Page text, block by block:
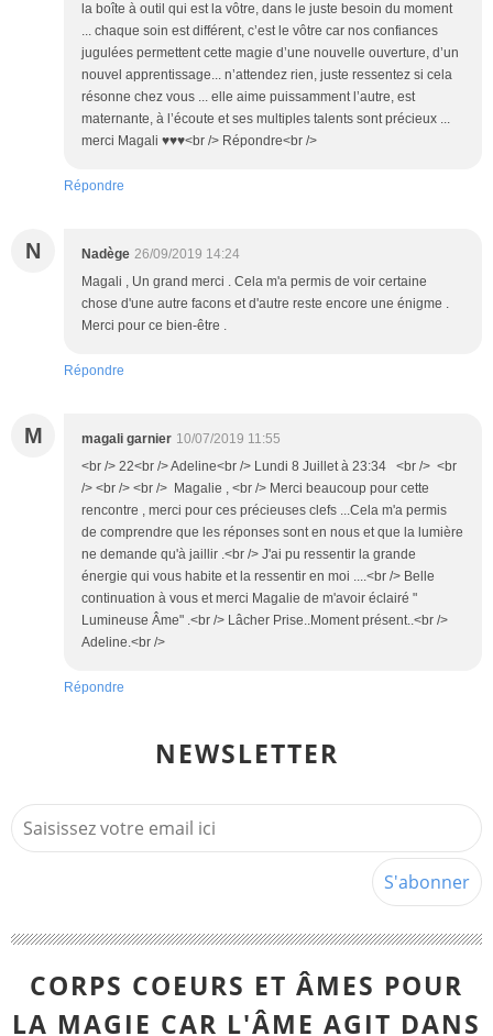
la boîte à outil qui est la vôtre, dans le juste besoin du moment
... chaque soin est différent, c’est le vôtre car nos confiances
jugulées permettent cette magie d’une nouvelle ouverture, d’un
nouvel apprentissage... n’attendez rien, juste ressentez si cela
résonne chez vous ... elle aime puissamment l’autre, est
maternante, à l’écoute et ses multiples talents sont précieux ...
merci Magali ♥️♥️♥️<br /> Répondre<br />
Répondre
N Nadège 26/09/2019 14:24
Magali , Un grand merci . Cela m'a permis de voir certaine
chose d'une autre facons et d'autre reste encore une énigme .
Merci pour ce bien-être .
Répondre
M magali garnier 10/07/2019 11:55
<br /> 22<br /> Adeline<br /> Lundi 8 Juillet à 23:34 <br /> <br
/> <br /> <br /> Magalie , <br /> Merci beaucoup pour cette
rencontre , merci pour ces précieuses clefs ...Cela m'a permis
de comprendre que les réponses sont en nous et que la lumière
ne demande qu'à jaillir .<br /> J'ai pu ressentir la grande
énergie qui vous habite et la ressentir en moi ....<br /> Belle
continuation à vous et merci Magalie de m'avoir éclairé "
Lumineuse Âme" .<br /> Lâcher Prise..Moment présent..<br />
Adeline.<br />
Répondre
NEWSLETTER
CORPS COEURS ET ÂMES POUR
LA MAGIE CAR L'ÂME AGIT DANS